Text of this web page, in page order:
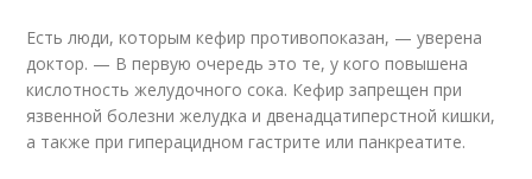
Есть люди, которым кефир противопоказан, — уверена
доктор. — В первую очередь это те, у кого повышена
кислотность желудочного сока. Кефир запрещен при
язвенной болезни желудка и двенадцатиперстной кишки,
а также при гиперацидном гастрите или панкреатите.